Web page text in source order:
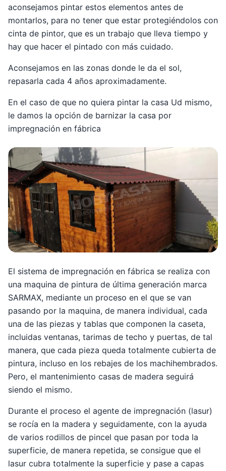
aconsejamos pintar estos elementos antes de
montarlos, para no tener que estar protegiéndolos con
cinta de pintor, que es un trabajo que lleva tiempo y
hay que hacer el pintado con más cuidado.
Aconsejamos en las zonas donde le da el sol,
repasarla cada 4 años aproximadamente.
En el caso de que no quiera pintar la casa Ud mismo,
le damos la opción de barnizar la casa por
impregnación en fábrica
El sistema de impregnación en fábrica se realiza con
una maquina de pintura de última generación marca
SARMAX, mediante un proceso en el que se van
pasando por la maquina, de manera individual, cada
una de las piezas y tablas que componen la caseta,
incluidas ventanas, tarimas de techo y puertas, de tal
manera, que cada pieza queda totalmente cubierta de
pintura, incluso en los rebajes de los machihembrados.
Pero, el mantenimiento casas de madera seguirá
siendo el mismo.
Durante el proceso el agente de impregnación (lasur)
se rocía en la madera y seguidamente, con la ayuda
de varios rodillos de pincel que pasan por toda la
superficie, de manera repetida, se consigue que el
lasur cubra totalmente la superficie y pase a capas